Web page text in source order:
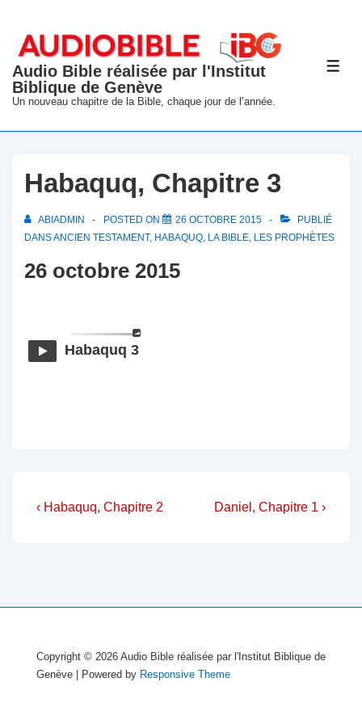
passer
contenu
principal
Audio Bible réalisée par l'Institut
Biblique de Genève
Un nouveau chapitre de la Bible, chaque jour de l’année.
Habaquq, Chapitre 3
ABIADMIN POSTED ON 26 OCTOBRE 2015
PUBLIÉ
DANSANCIEN TESTAMENT, HABAQUQ, LA BIBLE, LES PROPHÈTES
26 octobre 2015
Habaquq 3
Navigation
Previous
‹ Habaquq, Chapitre 2
Next
Daniel, Chapitre 1 ›
Copyright © 2026 Audio Bible réalisée par l'Institut Biblique de
Genève
| Powered by Responsive Theme